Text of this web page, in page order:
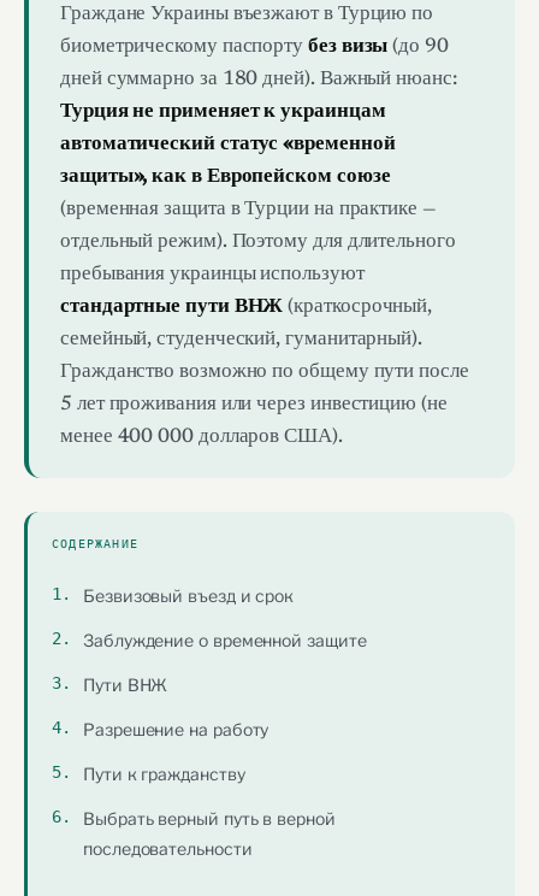
Граждане Украины въезжают в Турцию по
биометрическому паспорту без визы (до 90
дней суммарно за 180 дней). Важный нюанс:
Турция не применяет к украинцам
автоматический статус «временной
защиты», как в Европейском союзе
(временная защита в Турции на практике —
отдельный режим). Поэтому для длительного
пребывания украинцы используют
стандартные пути ВНЖ (краткосрочный,
семейный, студенческий, гуманитарный).
Гражданство возможно по общему пути после
5 лет проживания или через инвестицию (не
менее 400 000 долларов США).
СОДЕРЖАНИЕ
Безвизовый въезд и срок
Заблуждение о временной защите
Пути ВНЖ
Разрешение на работу
Пути к гражданству
Выбрать верный путь в верной
последовательности